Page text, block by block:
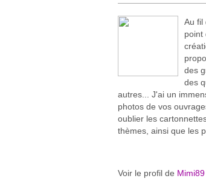
Au fil
point
des
des
autres... J'ai un
photos de vos
oublier les
thèmes, ainsi que les
Voir le profil de Mimi89